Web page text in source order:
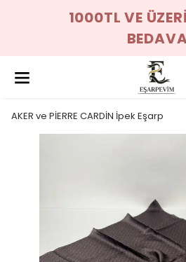
1000TL VE
AKER ve PİERRE CARDİN İpek Eşarp